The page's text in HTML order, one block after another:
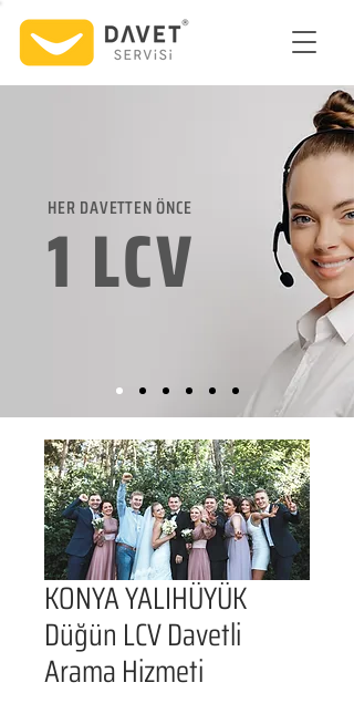
HER DAVETTEN ÖNCE
1 LCV
KONYA YALIHÜYÜK
Düğün LCV Davetli
Arama Hizmeti